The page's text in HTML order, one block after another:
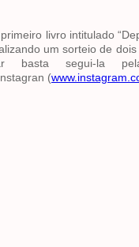
livro intitulado
um sorteio de
basta segui-la
(